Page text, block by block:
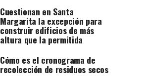
Cuestionan en Santa
Margarita la excepción para
construir edificios de más
altura que la permitida
Cómo es el cronograma de
recolección de residuos secos